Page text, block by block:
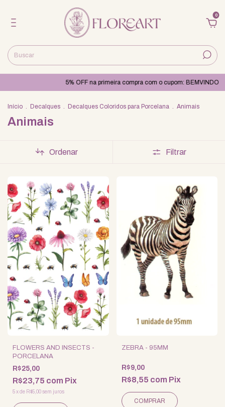
0
5% OFF na primeira compra com o cupom: BEMVINDO Qualidade e
Início . Decalques . Decalques Coloridos para Porcelana . Animais
Animais
Ordenar Filtrar
FLOWERS AND INSECTS -
PORCELANA
R$25,00
R$23,75 com Pix
5xde R$5,00sem juros
ZEBRA - 95MM
R$9,00
R$8,55 com Pix